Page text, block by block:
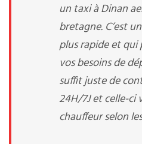
un taxi à Dinan
bretagne. C’est
plus rapide et
vos besoins de
suffit juste de
24H/7J et celle-ci
chauffeur selon